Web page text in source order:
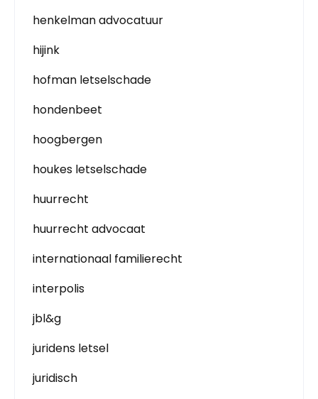
henkelman advocatuur
hijink
hofman letselschade
hondenbeet
hoogbergen
houkes letselschade
huurrecht
huurrecht advocaat
internationaal familierecht
interpolis
jbl&g
juridens letsel
juridisch